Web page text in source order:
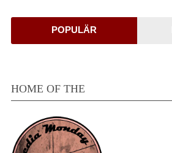
POPULÄR
HOME OF THE